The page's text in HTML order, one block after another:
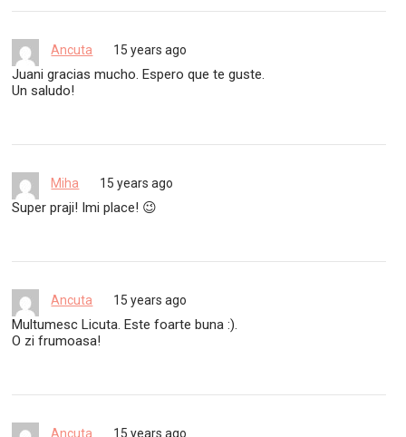
Ancuta 15 years ago
Juani gracias mucho. Espero que te guste.
Un saludo!
Miha 15 years ago
Super praji! Imi place! 😉
Ancuta 15 years ago
Multumesc Licuta. Este foarte buna :).
O zi frumoasa!
Ancuta 15 years ago